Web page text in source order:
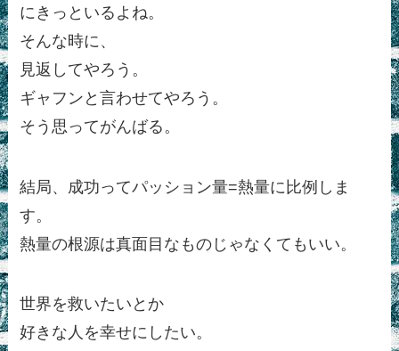
にきっといるよね。
そんな時に、
見返してやろう。
ギャフンと言わせてやろう。
そう思ってがんばる。
結局、成功ってパッション量=熱量に比例しま
す。
熱量の根源は真面目なものじゃなくてもいい。
世界を救いたいとか
好きな人を幸せにしたい。